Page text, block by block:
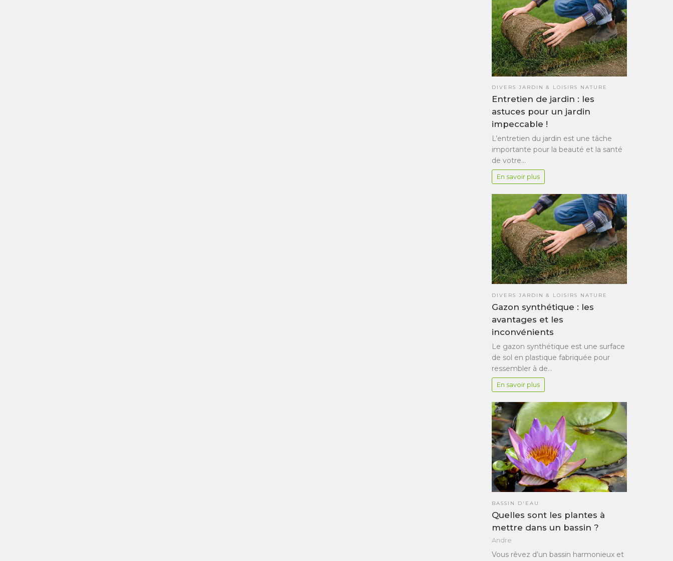
DIVERS JARDIN & LOISIRS NATURE
Entretien de jardin : les
astuces pour un jardin
impeccable !
L’entretien du jardin est une tâche
importante pour la beauté et la santé
de votre…
En savoir plus
DIVERS JARDIN & LOISIRS NATURE
Gazon synthétique : les
avantages et les
inconvénients
Le gazon synthétique est une surface
de sol en plastique fabriquée pour
ressembler à de…
En savoir plus
BASSIN D'EAU
Quelles sont les plantes à
mettre dans un bassin ?
Andre
Vous rêvez d’un bassin harmonieux et